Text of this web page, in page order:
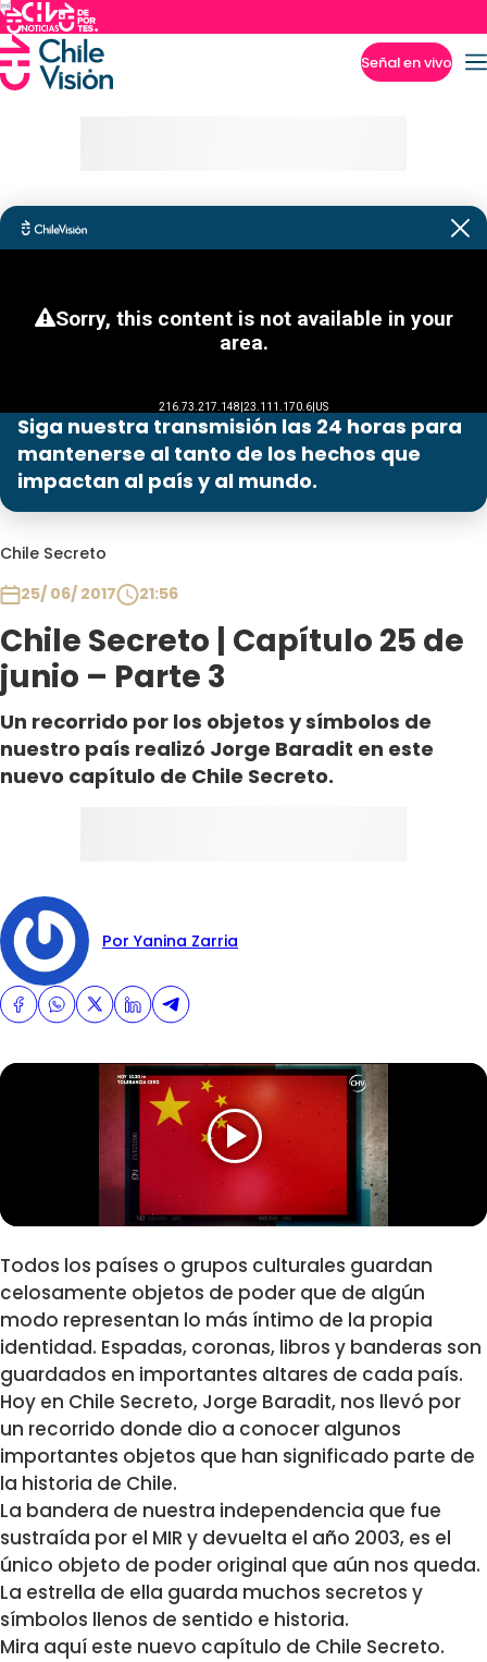
Señal en vivo
Siga nuestra transmisión las 24 horas para
mantenerse al tanto de los hechos que
impactan al país y al mundo.
Chile Secreto
25/ 06/ 2017
21:56
Chile Secreto | Capítulo 25 de
junio – Parte 3
Un recorrido por los objetos y símbolos de
nuestro país realizó Jorge Baradit en este
nuevo capítulo de Chile Secreto.
Por Yanina Zarria
Todos los países o grupos culturales guardan
celosamente objetos de poder que de algún
modo representan lo más íntimo de la propia
identidad. Espadas, coronas, libros y banderas son
guardados en importantes altares de cada país.
Hoy en Chile Secreto, Jorge Baradit, nos llevó por
un recorrido donde dio a conocer algunos
importantes objetos que han significado parte de
la historia de Chile.
La bandera de nuestra independencia que fue
sustraída por el MIR y devuelta el año 2003, es el
único objeto de poder original que aún nos queda.
La estrella de ella guarda muchos secretos y
símbolos llenos de sentido e historia.
Mira aquí este nuevo capítulo de Chile Secreto.
Programas
Club De La Comedia
Contigo en Directo
Plan Perfecto
El Tiempo
Sabingo
Todos Los Programas